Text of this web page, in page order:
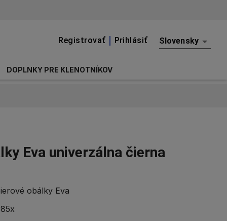
Registrovať Prihlásiť Slovensky
DOPLNKY PRE KLENOTNÍKOV
Eva univerzálna čierna
obálky Eva